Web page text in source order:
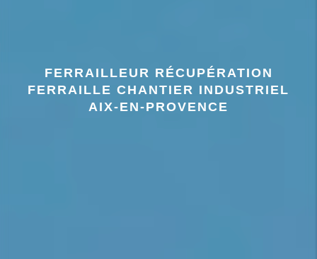
FERRAILLEUR RÉCUPÉRATION
FERRAILLE CHANTIER INDUSTRIEL
AIX-EN-PROVENCE